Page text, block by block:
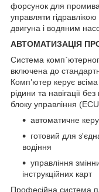
форсунок для
управляти
двигуна і водяним
АВТОМАТИЗАЦІЯ
Система
включена до
Комп’ютер керує
рідини та навігації
блоку управління
автоматичне
готовий для
водіння
управління
інструкційних карт
Професійна система